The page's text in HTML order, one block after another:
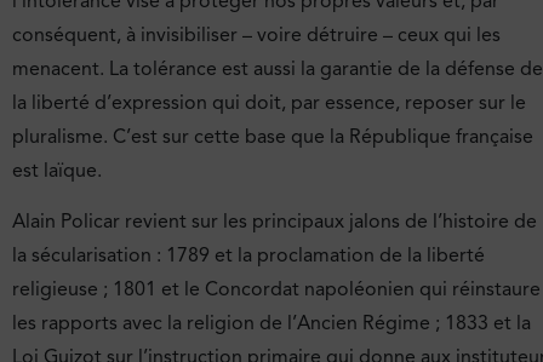
conséquent, à invisibiliser – voire détruire – ceux qui les
menacent. La tolérance est aussi la garantie de la défense de
la liberté d’expression qui doit, par essence, reposer sur le
pluralisme. C’est sur cette base que la République française
est laïque.
Alain Policar revient sur les principaux jalons de l’histoire de
la sécularisation : 1789 et la proclamation de la liberté
religieuse ; 1801 et le Concordat napoléonien qui réinstaure
les rapports avec la religion de l’Ancien Régime ; 1833 et la